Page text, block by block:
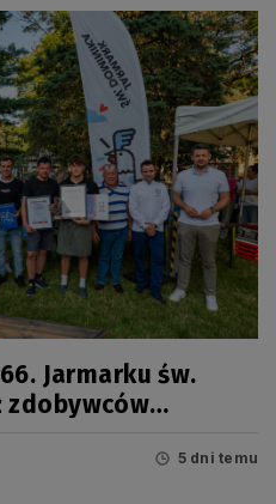
Jarmarku św.
zdobywców
5 dni temu